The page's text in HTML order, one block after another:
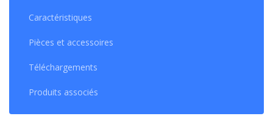
Caractéristiques
Pièces et accessoires
Téléchargements
Produits associés